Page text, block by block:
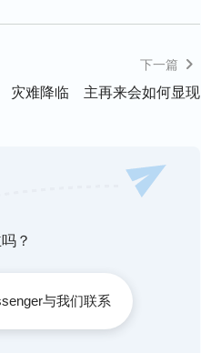
所明白的原则确定全能神
下一篇
灾难降临 主再来会如何显现
？
与我们联系